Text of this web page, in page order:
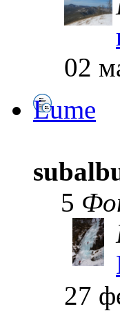
02
Lume
5
27